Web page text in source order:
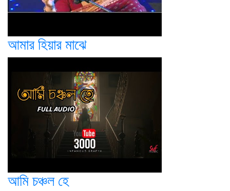
আমার হিয়ার মাঝে
আমি চঞ্চল হে